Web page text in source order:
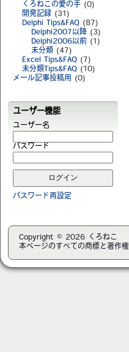
くろねこの愛の手 (0)
開発記録 (31)
Delphi Tips&FAQ (87)
Delphi2007以降 (3)
Delphi2006以前 (1)
未分類 (47)
Excel Tips&FAQ (7)
未分類Tips&FAQ (10)
メール記事投稿用
(0)
ユーザー機能
ユーザー名
パスワード
パスワード再設定
Copyright © 2026 くろねこ
本ページのすべての商標と著作